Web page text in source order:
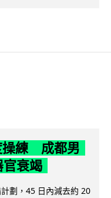
操練 成都男
衰竭
劃，45 日內減去約 20